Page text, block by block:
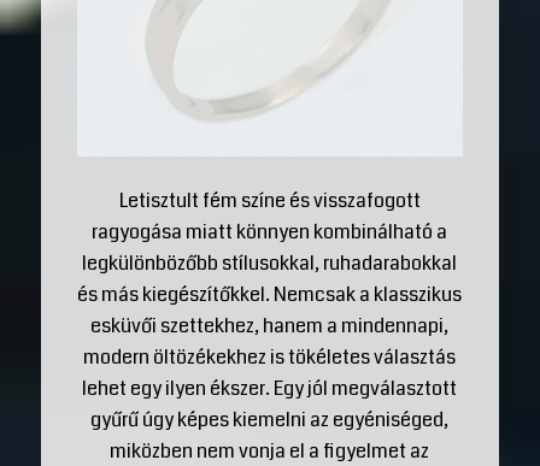
Letisztult fém színe és visszafogott
ragyogása miatt könnyen kombinálható a
legkülönbözőbb stílusokkal, ruhadarabokkal
és más kiegészítőkkel. Nemcsak a klasszikus
esküvői szettekhez, hanem a mindennapi,
modern öltözékekhez is tökéletes választás
lehet egy ilyen ékszer. Egy jól megválasztott
gyűrű úgy képes kiemelni az egyéniséged,
miközben nem vonja el a figyelmet az